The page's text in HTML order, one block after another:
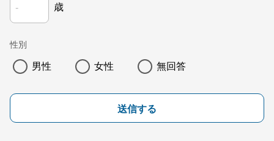
歳
性別
男性 女性 無回答
送信する